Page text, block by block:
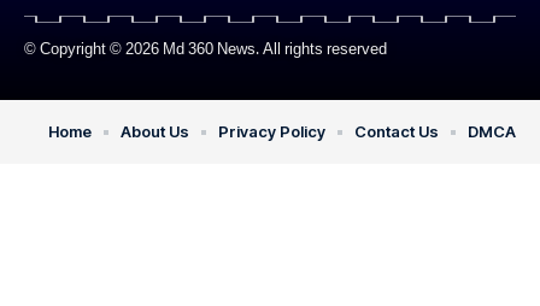
© Copyright © 2026 Md 360 News. All rights reserved
Home About Us Privacy Policy Contact Us DMCA